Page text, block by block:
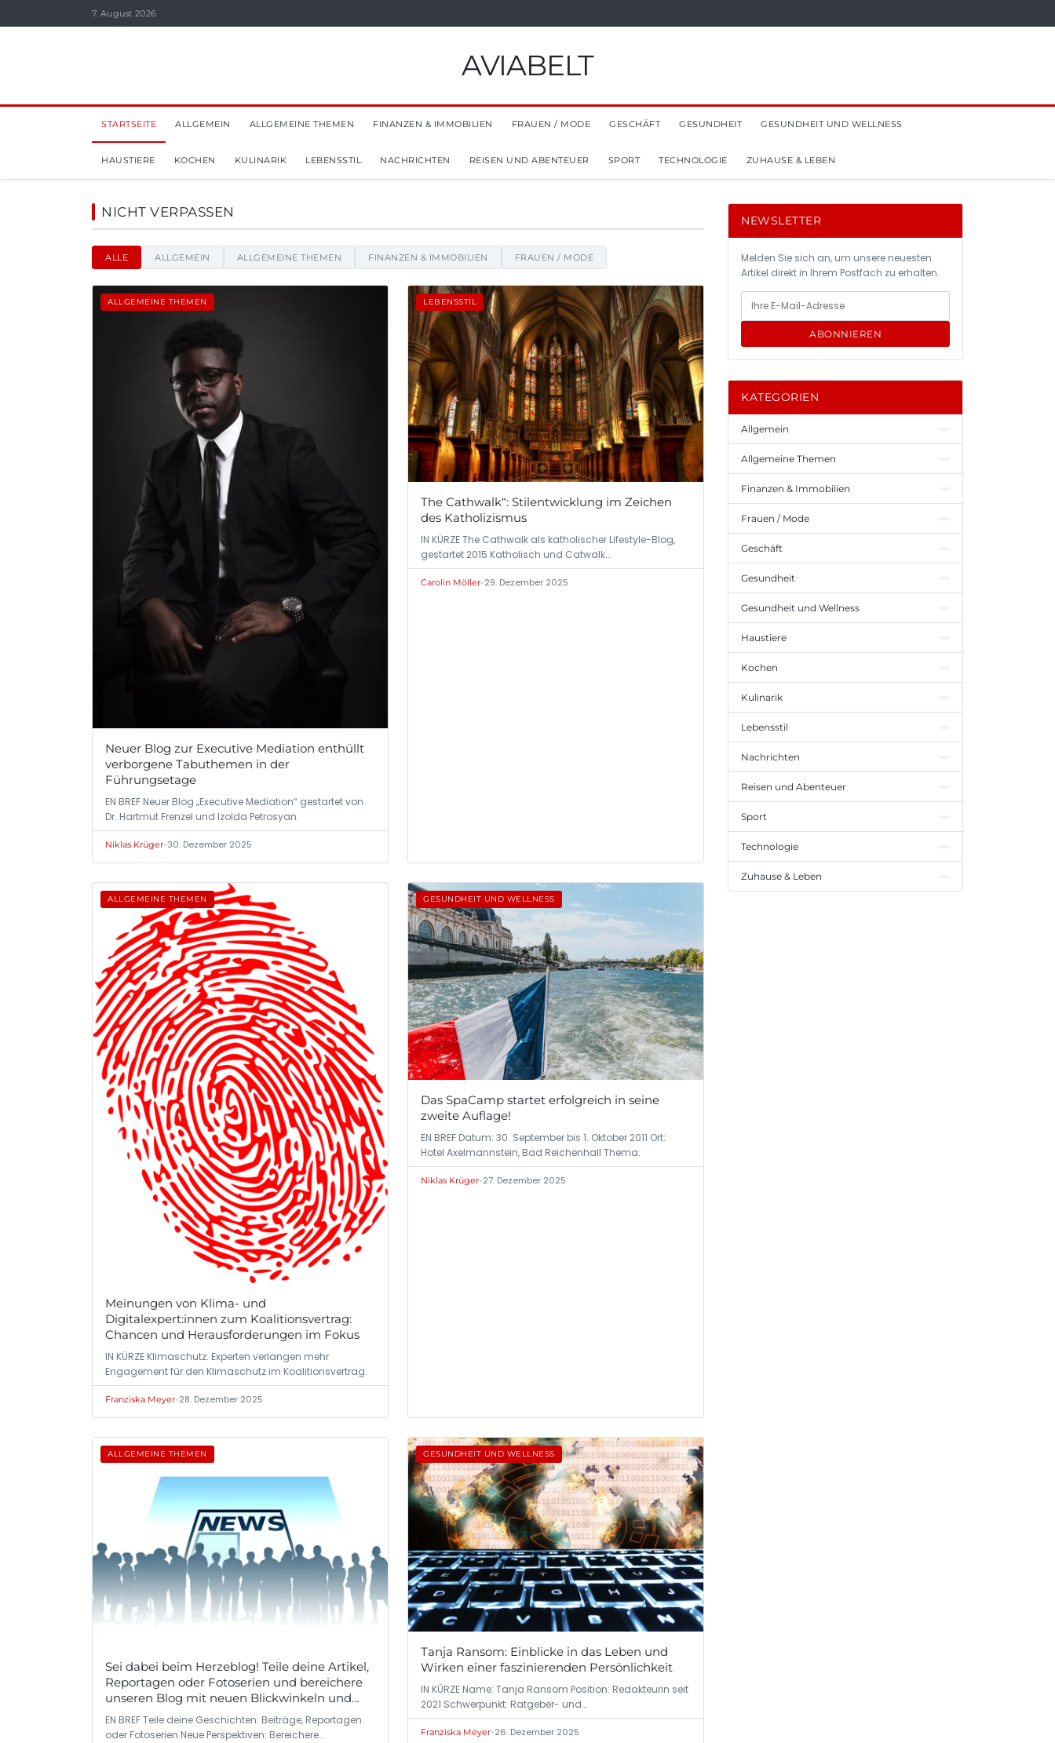
7. August 2026
AVIABELT
STARTSEITE ALLGEMEIN ALLGEMEINE THEMEN FINANZEN & IMMOBILIEN FRAUEN / MODE GESCHÄFT GESUNDHEIT GESUNDHEIT UND WELLNESS
HAUSTIERE KOCHEN KULINARIK LEBENSSTIL NACHRICHTEN REISEN UND ABENTEUER SPORT TECHNOLOGIE ZUHAUSE & LEBEN
Aviabelt - Nachrichten, Tipps und Einblicke
NICHT VERPASSEN
ALLE ALLGEMEIN ALLGEMEINE THEMEN FINANZEN & IMMOBILIEN FRAUEN / MODE
ALLGEMEINE THEMEN
Neuer Blog zur Executive Mediation enthüllt
verborgene Tabuthemen in der
Führungsetage
EN BREF Neuer Blog „Executive Mediation“ gestartet von
Dr. Hartmut Frenzel und Izolda Petrosyan.
Niklas Krüger•30. Dezember 2025
LEBENSSTIL
The Cathwalk“: Stilentwicklung im Zeichen
des Katholizismus
IN KÜRZE The Cathwalk als katholischer Lifestyle-Blog,
gestartet 2015 Katholisch und Catwalk…
Carolin Möller•29. Dezember 2025
ALLGEMEINE THEMEN
Meinungen von Klima- und
Digitalexpert:innen zum Koalitionsvertrag:
Chancen und Herausforderungen im Fokus
IN KÜRZE Klimaschutz: Experten verlangen mehr
Engagement für den Klimaschutz im Koalitionsvertrag.
Franziska Meyer•28. Dezember 2025
GESUNDHEIT UND WELLNESS
Das SpaCamp startet erfolgreich in seine
zweite Auflage!
EN BREF Datum: 30. September bis 1. Oktober 2011 Ort:
Hotel Axelmannstein, Bad Reichenhall Thema:
Niklas Krüger•27. Dezember 2025
ALLGEMEINE THEMEN
Sei dabei beim Herzeblog! Teile deine Artikel,
Reportagen oder Fotoserien und bereichere
unseren Blog mit neuen Blickwinkeln und
spannenden Geschichten aus der Gemeinde.
EN BREF Teile deine Geschichten: Beiträge, Reportagen
oder Fotoserien Neue Perspektiven: Bereichere…
GESUNDHEIT UND WELLNESS
Tanja Ransom: Einblicke in das Leben und
Wirken einer faszinierenden Persönlichkeit
IN KÜRZE Name: Tanja Ransom Position: Redakteurin seit
2021 Schwerpunkt: Ratgeber- und…
Franziska Meyer•26. Dezember 2025
NEWSLETTER
Melden Sie sich an, um unsere neuesten
Artikel direkt in Ihrem Postfach zu erhalten.
ABONNIEREN
KATEGORIEN
Allgemein
Allgemeine Themen
Finanzen & Immobilien
Frauen / Mode
Geschäft
Gesundheit
Gesundheit und Wellness
Haustiere
Kochen
Kulinarik
Lebensstil
Nachrichten
Reisen und Abenteuer
Sport
Technologie
Zuhause & Leben